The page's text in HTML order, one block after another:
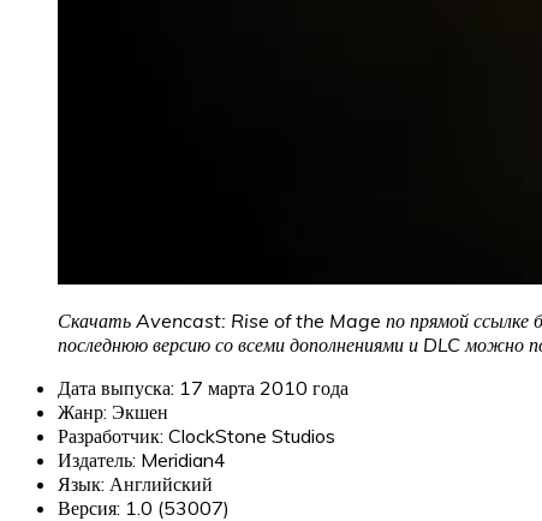
Скачать Avencast: Rise of the Mage по прямой ссылке
последнюю версию со всеми дополнениями и DLC можно
Дата выпуска: 17 марта 2010 года
Жанр: Экшен
Разработчик: ClockStone Studios
Издатель: Meridian4
Язык: Английский
Версия: 1.0 (53007)